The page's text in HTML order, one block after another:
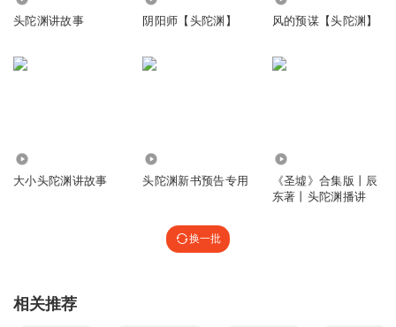
头陀渊讲故事 阴阳师【头陀渊】 风的预谋【头陀渊】
大小头陀渊讲故事 头陀渊新书预告专用
《圣墟》合集版丨辰
东著丨头陀渊播讲
换一批
相关推荐